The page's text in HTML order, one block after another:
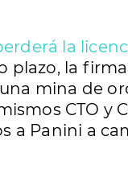
la
plazo, la
mina de
CTO y
a Panini a